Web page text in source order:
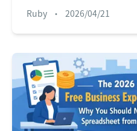
Ruby • 2026/04/21